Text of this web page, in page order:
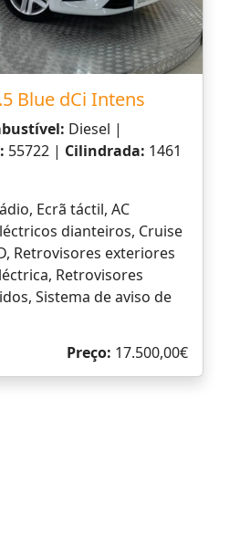
Blue dCi Intens
Diesel |
55722 | Cilindrada: 1461
Ecrã táctil, AC
dianteiros, Cruise
Retrovisores exteriores
Retrovisores
Sistema de aviso de
Preço: 17.500,00€